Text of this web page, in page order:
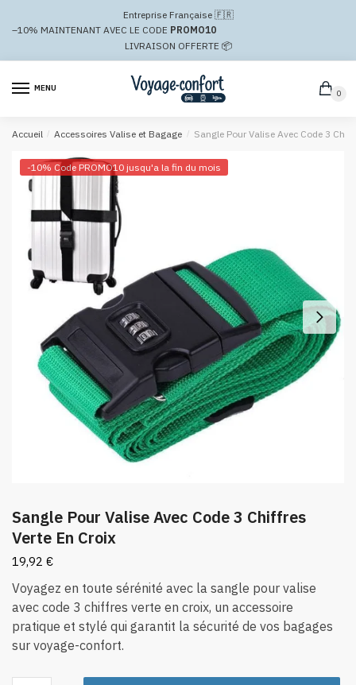
navigation
Entreprise Française 🇫🇷
–10% MAINTENANT AVEC LE CODE PROMO10
LIVRAISON OFFERTE 📦
MENU
0
Accueil / Accessoires Valise et Bagage / Sangle Pour Valise Avec Code 3
-10% Code PROMO10 jusqu'a la fin du mois
Sangle Pour Valise Avec Code 3 Chiffres
Verte En Croix
19,92 €
Voyagez en toute sérénité avec la sangle pour valise
avec code 3 chiffres verte en croix, un accessoire
pratique et stylé qui garantit la sécurité de vos bagages
sur voyage-confort.